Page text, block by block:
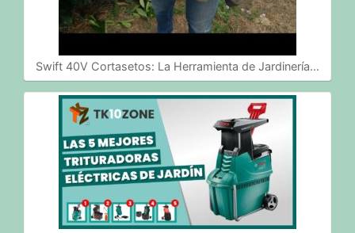
Swift 40V Cortasetos: La Herramienta de Jardinería…